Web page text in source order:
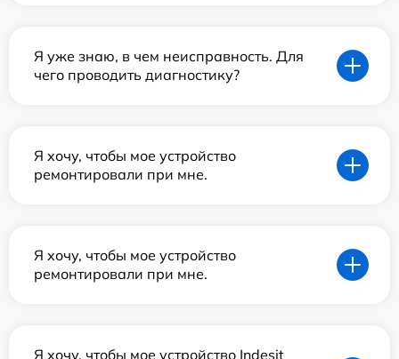
Я уже знаю, в чем неисправность. Для
чего проводить диагностику?
Я хочу, чтобы мое устройство
ремонтировали при мне.
Я хочу, чтобы мое устройство
ремонтировали при мне.
Я хочу, чтобы мое устройство Indesit